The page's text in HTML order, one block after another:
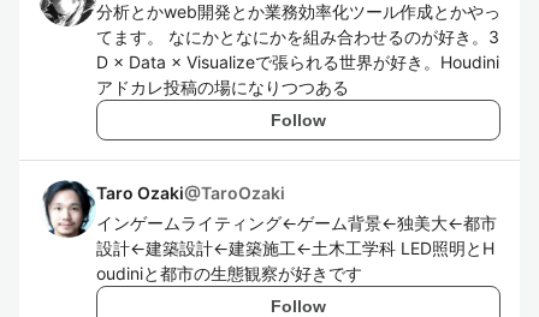
分析とかweb開発とか業務効率化ツール作成とかやっ
てます。 なにかとなにかを組み合わせるのが好き。3
D × Data × Visualizeで張られる世界が好き。Houdini
アドカレ投稿の場になりつつある
Follow
Taro Ozaki@TaroOzaki
インゲームライティング←ゲーム背景←独美大←都市
設計←建築設計←建築施工←土木工学科 LED照明とH
oudiniと都市の生態観察が好きです
Follow